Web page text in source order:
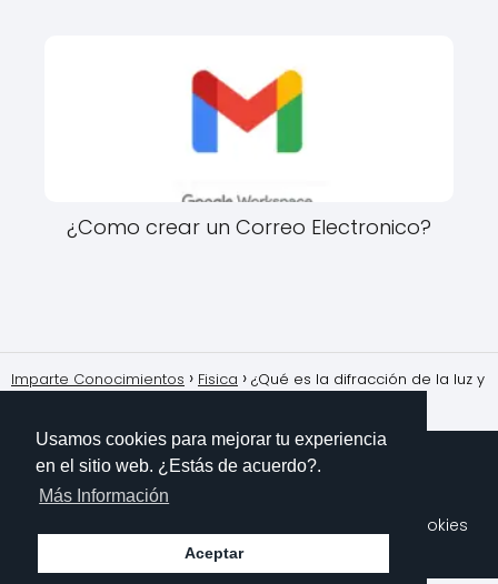
¿Como crear un Correo Electronico?
Imparte Conocimientos Fisica
¿Qué es la difracción de la luz y
Política de Cookies
Polítioca de Privacidad
Usamos cookies para mejorar tu experiencia
en el sitio web. ¿Estás de acuerdo?.
Más Información
Aceptar